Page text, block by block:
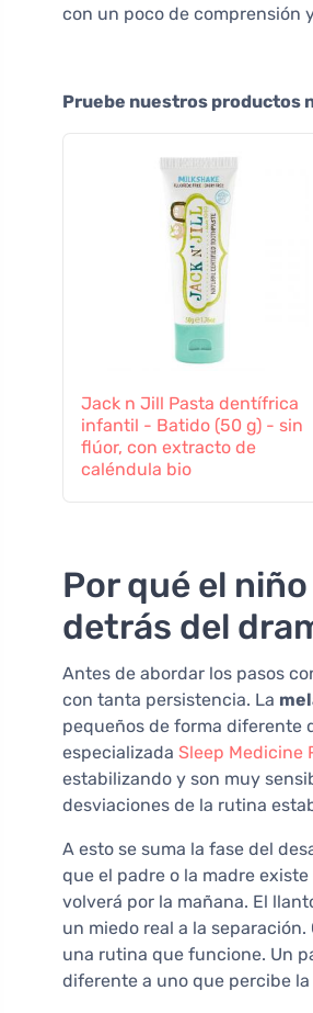
con un poco de comprensión
Pruebe nuestros productos
Jack n Jill Pasta dentífrica
infantil - Batido (50 g) - sin
flúor, con extracto de
caléndula bio
Por qué el
detrás del
Antes de abordar los pasos
con tanta persistencia. La
pequeños de forma diferente
especializada Sleep Medicine
estabilizando y son muy
desviaciones de la rutina
A esto se suma la fase del
que el padre o la madre
volverá por la mañana. El
un miedo real a la
una rutina que funcione. Un
diferente a uno que percibe